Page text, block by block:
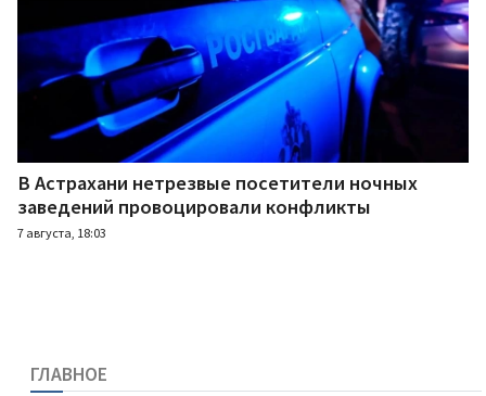
В Астрахани нетрезвые посетители ночных
заведений провоцировали конфликты
7 августа, 18:03
ГЛАВНОЕ